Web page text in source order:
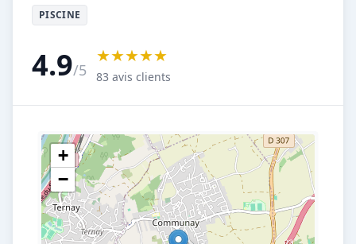
PISCINE
4.9/5
★★★★★
83 avis clients
+
−